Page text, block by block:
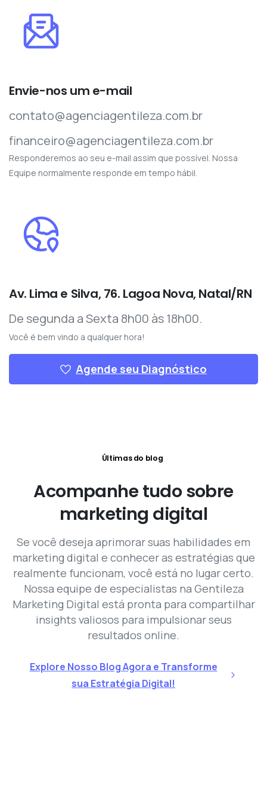
Envie-nos um e-mail
contato@agenciagentileza.com.br
financeiro@agenciagentileza.com.br
Responderemos ao seu e-mail assim que possível. Nossa
Equipe normalmente responde em tempo hábil.
Av. Lima e Silva, 76. Lagoa Nova, Natal/RN
De segunda a Sexta 8h00 às 18h00.
Você é bem vindo a qualquer hora!
Agende seu Diagnóstico
Últimas do blog
Acompanhe tudo sobre
marketing digital
Se você deseja aprimorar suas habilidades em
marketing digital e conhecer as estratégias que
realmente funcionam, você está no lugar certo.
Nossa equipe de especialistas na Gentileza
Marketing Digital está pronta para compartilhar
insights valiosos para impulsionar seus
resultados online.
Explore Nosso Blog Agora e Transforme
sua Estratégia Digital!